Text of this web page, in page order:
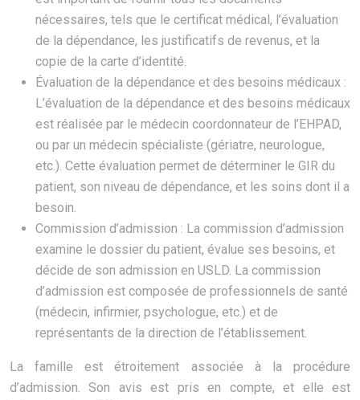
nécessaires, tels que le certificat médical, l’évaluation
de la dépendance, les justificatifs de revenus, et la
copie de la carte d’identité.
Évaluation de la dépendance et des besoins médicaux :
L’évaluation de la dépendance et des besoins médicaux
est réalisée par le médecin coordonnateur de l’EHPAD,
ou par un médecin spécialiste (gériatre, neurologue,
etc.). Cette évaluation permet de déterminer le GIR du
patient, son niveau de dépendance, et les soins dont il a
besoin.
Commission d’admission : La commission d’admission
examine le dossier du patient, évalue ses besoins, et
décide de son admission en USLD. La commission
d’admission est composée de professionnels de santé
(médecin, infirmier, psychologue, etc.) et de
représentants de la direction de l’établissement.
La famille est étroitement associée à la procédure
d’admission. Son avis est pris en compte, et elle est